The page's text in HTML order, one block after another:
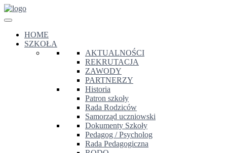
HOME
SZKOŁA
AKTUALNOŚCI
REKRUTACJA
ZAWODY
PARTNERZY
Historia
Patron szkoły
Rada Rodziców
Samorząd uczniowski
Dokumenty Szkoły
Pedagog / Psycholog
Rada Pedagogiczna